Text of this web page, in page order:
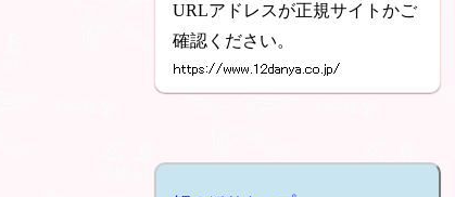
URLアドレスが正規サイトかご
確認ください。